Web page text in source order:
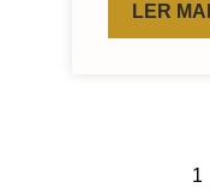
LER
1